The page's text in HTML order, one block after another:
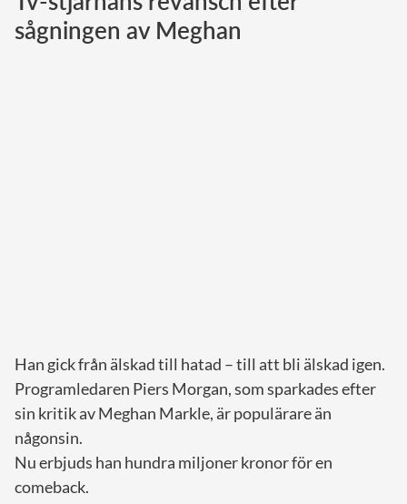
Norska kungahuset
sågningen av Meghan
Han gick från älskad till hatad – till att bli älskad igen.
Programledaren Piers Morgan, som sparkades efter
sin kritik av Meghan Markle, är populärare än
någonsin.
Nu erbjuds han hundra miljoner kronor för en
comeback.